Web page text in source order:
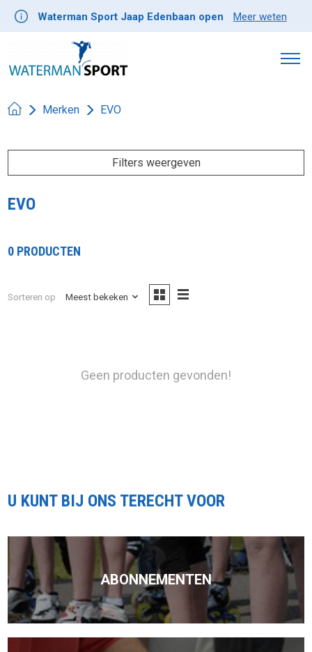
Waterman Sport Jaap Edenbaan open Meer weten
Merken EVO
Filters weergeven
EVO
0 PRODUCTEN
Sorteren op Meest bekeken
Geen producten gevonden!
U KUNT BIJ ONS TERECHT VOOR
ABONNEMENTEN